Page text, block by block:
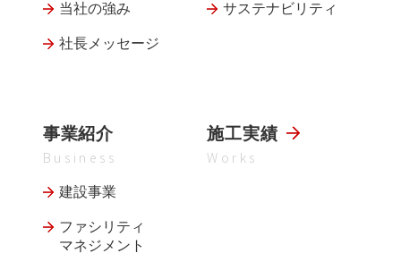
当社の強み
社長メッセージ
サステナビリティ
事業紹介
Business
建設事業
ファシリティ
マネジメント
施工実績
Works